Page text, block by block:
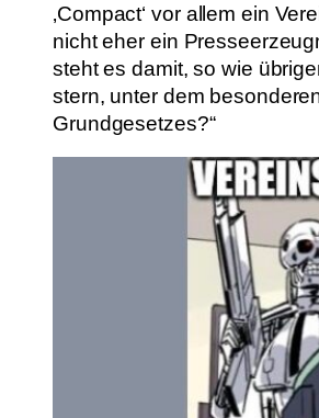
‚Compact‘ vor allem ein
nicht eher ein
steht es damit, so wie
stern, unter dem
Grundgesetzes?“